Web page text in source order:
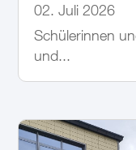
02. Juli 2026
Schülerinnen
und...